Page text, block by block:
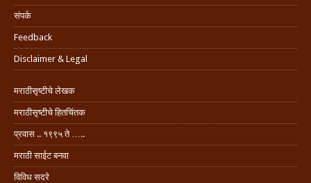
संपर्क
Feedback
Disclaimer & Legal
मराठीसृष्टीचे लेखक
मराठीसृष्टीचे हितचिंतक
प्रवास .. १९९५ ते …..
मराठी साईट बनवा
विविध सदरे